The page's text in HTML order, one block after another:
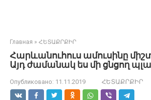
Главная » ՀԵՏԱՔՐՔԻՐ
Հարևանուհուս ամուսինը միշտ
Այդ ժամանակ ես մի ցնցող
Опубликовано: 11.11.2019 ՀԵՏԱՔՐՔԻՐ